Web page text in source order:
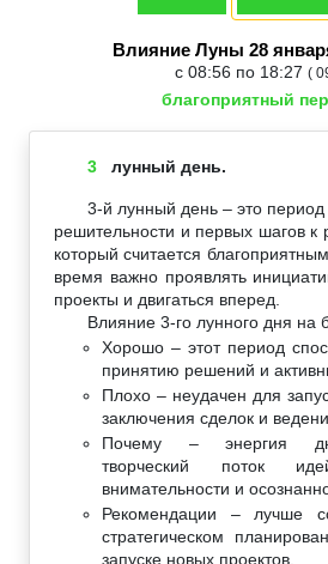
Влияние Луны 28
с 08:56 по 18:27 (
благоприятный
3 лунный день.
3-й лунный день – это период
решительности и первых шагов к
который считается
время важно проявлять
проекты и двигаться вперед.
Влияние 3-го лунного дня на
Хорошо – этот период
принятию решений и
Плохо – неудачен для
заключения сделок и
Почему – энергия
творческий поток
внимательности и
Рекомендации – лучше
стратегическом
запуске новых проектов.